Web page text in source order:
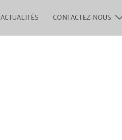
ACTUALITÉS CONTACTEZ-NOUS